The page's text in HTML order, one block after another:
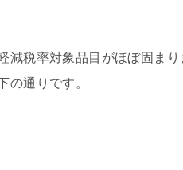
減税率対象品目がほぼ固まり
の通りです。